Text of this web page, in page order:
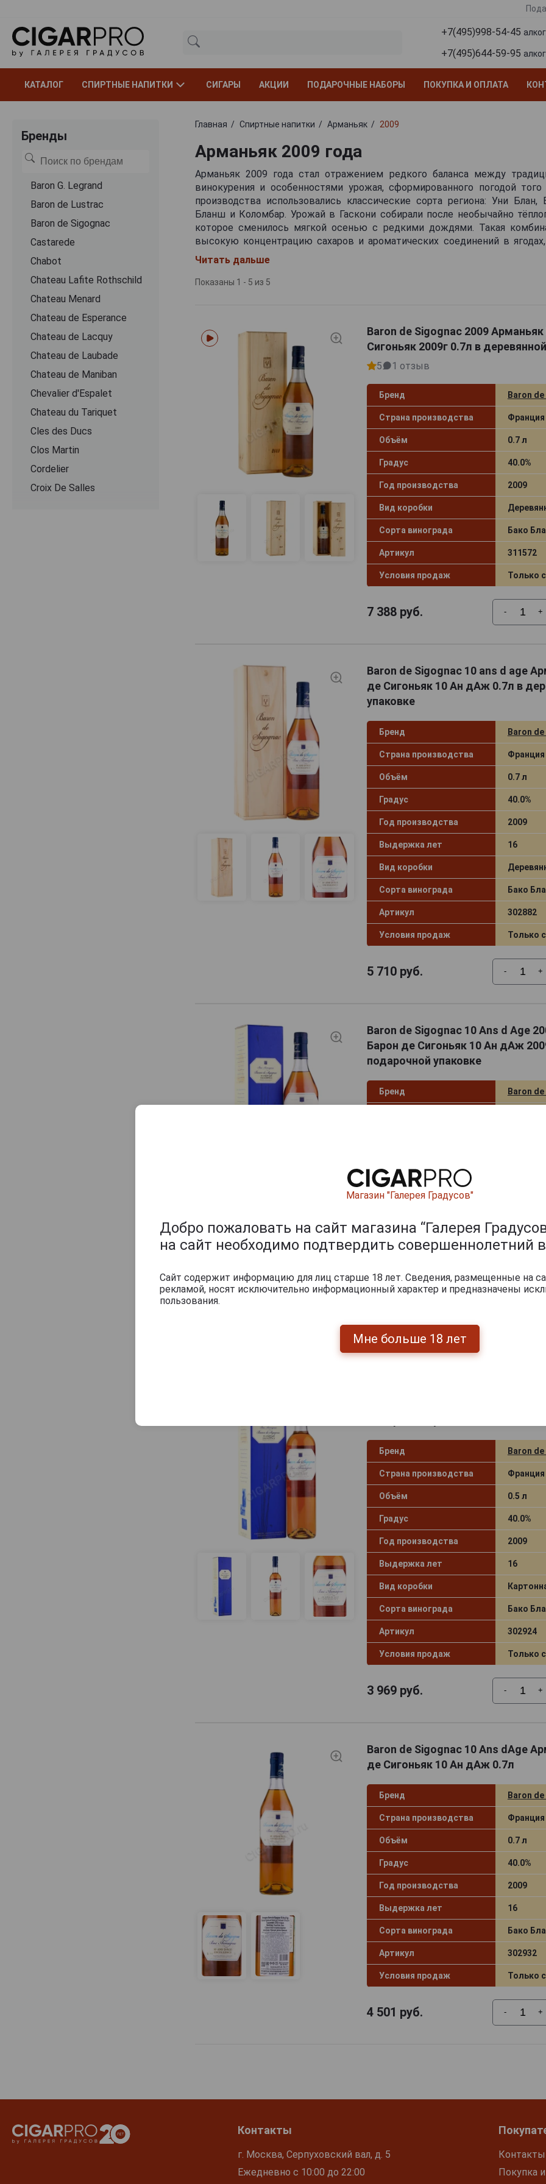
+7(495)998-54-45
+7(495)644-59-95
КАТАЛОГ СПИРТНЫЕ НАПИТКИ СИГАРЫ АКЦИИ ПОДАРОЧНЫЕ НАБОРЫ ПОКУПКА И ОПЛАТА
Бренды
Baron G. Legrand
Baron de Lustrac
Baron de Sigognac
Castarede
Chabot
Chateau Lafite Rothschild
Chateau Menard
Chateau de Esperance
Chateau de Lacquy
Chateau de Laubade
Chateau de Maniban
Chevalier d'Espalet
Chаteau du Tariquet
Cles des Ducs
Clos Martin
Cordelier
Croix De Salles
Главная Спиртные напитки Арманьяк 2009
Арманьяк 2009 года
Арманьяк 2009 года стал отражением редкого баланса между
винокурения и особенностями урожая, сформированного погодой
производства использовались классические сорта региона: Уни
Бланш и Коломбар. Урожай в Гаскони собирали после необычайно
которое сменилось мягкой осенью с редкими дождями. Такая
высокую концентрацию сахаров и ароматических соединений в
внимательного контроля дистилляции, чтобы сохранить свежесть и
был несколько меньше среднего по объёму, но качество
особенно высоким: виноград дал насыщенные, структурные спирты,
для длительного выдерживания в дубовых бочках. Перегонка
Спустя годы выдержки арманьяк 2009 года раскрывает глубокий,
Вкус округлый, с живыми нотами сухофруктов, миндаля и лёгкими
Чувствуется медовая мягкость, плавно переходящая в нюансы ванили
богат и многослоен: в нём переплетаются акценты спелой груши,
хлеба и пряностей. С каждым глотком проявляется больше тепла,
черты табака и карамелизированных орехов.
Читать дальше
Показаны 1 - 5 из 5
Baron de Sigognac 2009
Сигоньяк 2009г 0.7л в
5 1 отзыв
Бренд Baron
Страна производства Франция
Объём 0.7 л
Градус 40.0%
Год производства 2009
Вид коробки
Сорта винограда Бако
Артикул 311572
Условия продаж Только
7 388руб. - +
Baron de Sigognac 10 ans d age
де Сигоньяк 10 Ан дАж 0.7л в
упаковке
Бренд Baron
Страна производства Франция
Объём 0.7 л
Градус 40.0%
Год производства 2009
Выдержка лет 16
Вид коробки
Сорта винограда Бако
Артикул 302882
Условия продаж Только
5 710руб. - +
Baron de Sigognac 10 Ans d Age
Барон де Сигоньяк 10 Ан дАж
подарочной упаковке
Бренд Baron
Год производства
Вид коробки
Сорта винограда Бако
Артикул
Условия продаж Только
4 936
Бренд Baron
Страна производства Франция
Объём 0.5 л
Градус 40.0%
Год производства 2009
Выдержка лет 16
Вид коробки
Сорта винограда Бако
Артикул 302924
Условия продаж Только
3 969руб. - +
Baron de Sigognac 10 Ans dAge
де Сигоньяк 10 Ан дАж 0.7л
Бренд Baron
Страна производства Франция
Объём 0.7 л
Градус 40.0%
Год производства 2009
Выдержка лет 16
Сорта винограда Бако
Артикул 302932
Условия продаж Только
4 501 руб. - +
Контакты
г. Москва, Серпуховский вал, д. 5
Ежедневно с 10:00 до 22:00
Контакты
Покупка
Магазин "Галерея Градусов"
Добро пожаловать на сайт магазина “Галерея
на сайт необходимо подтвердить совершеннолетний
Сайт содержит информацию для лиц старше 18 лет. Сведения, размещенные на
рекламой, носят исключительно информационный характер и предназначены
пользования.
Мне больше 18 лет